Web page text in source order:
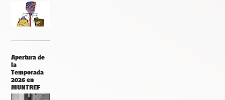
Apertura de
la
Temporada
2026 en
MUNTREF